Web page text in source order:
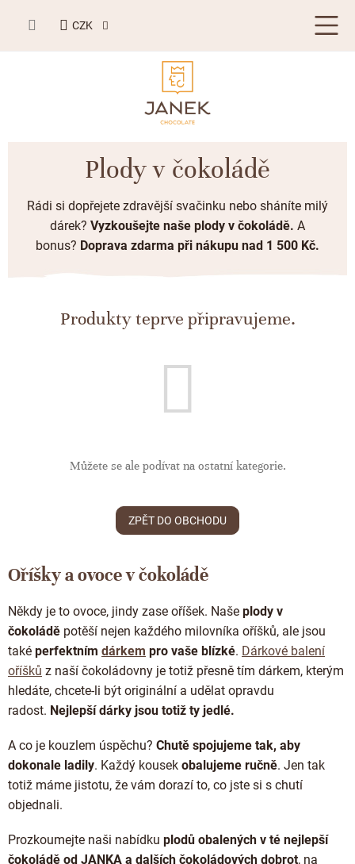
CZK
NÁKUPNÍ
KOŠÍK
BESTSELLERY
TABULKOVÁ ČOKOLÁDA
Plněné čokolády
Mléčná čokoláda
BONBONIERY, PRALINKY A LANÝŽE
Nugát
Letní dárky ☀️
Návrat do školy
Vánoční čokolády
Exkluzivní (limitované) spolupráce
ZAKÁZKOVÁ VÝROBA
Cibulové chutney
Proteinová čokoláda
Čokoládové nářadí
Snídaňové kaše
Káva - Coffeespot
Ořechy a ovoce
Doplňkový prodej
Čokoládové nápoje
Kokosový cukr
Čokoláda k dalšímu zpracování
Plody v čokoládě
Rádi si dopřejete zdravější svačinku nebo sháníte milý
dárek? Vyzkoušejte naše plody v čokoládě. A
bonus? Doprava zdarma při nákupu nad 1 500 Kč.
Produkty teprve připravujeme.
Můžete se ale podívat na ostatní kategorie.
ZPĚT DO OBCHODU
Oříšky a ovoce v čokoládě
Někdy je to ovoce, jindy zase oříšek. Naše plody v
čokoládě potěší nejen každého milovníka oříšků, ale jsou
také perfektním dárkem pro vaše blízké. Dárkové balení
oříšků z naší čokoládovny je totiž přesně tím dárkem, kterým
hledáte, chcete-li být originální a udělat opravdu
radost. Nejlepší dárky jsou totiž ty jedlé.
A co je kouzlem úspěchu? Chutě spojujeme tak, aby
dokonale ladily. Každý kousek obalujeme ručně. Jen tak
totiž máme jistotu, že vám dorazí to, co jste si s chutí
objednali.
Prozkoumejte naši nabídku plodů obalených v té nejlepší
čokoládě od JANKA a dalších čokoládových dobrot, na